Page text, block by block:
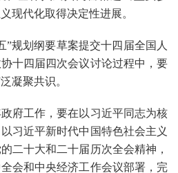
现代化取得决定性进展。
划纲要草案提交十四届全国人
十四届四次会议讨论过程中，要
凝聚共识。
工作，要在以习近平同志为核
习近平新时代中国特色社会主义
二十大和二十届历次全会精神，
会和中央经济工作会议部署，完